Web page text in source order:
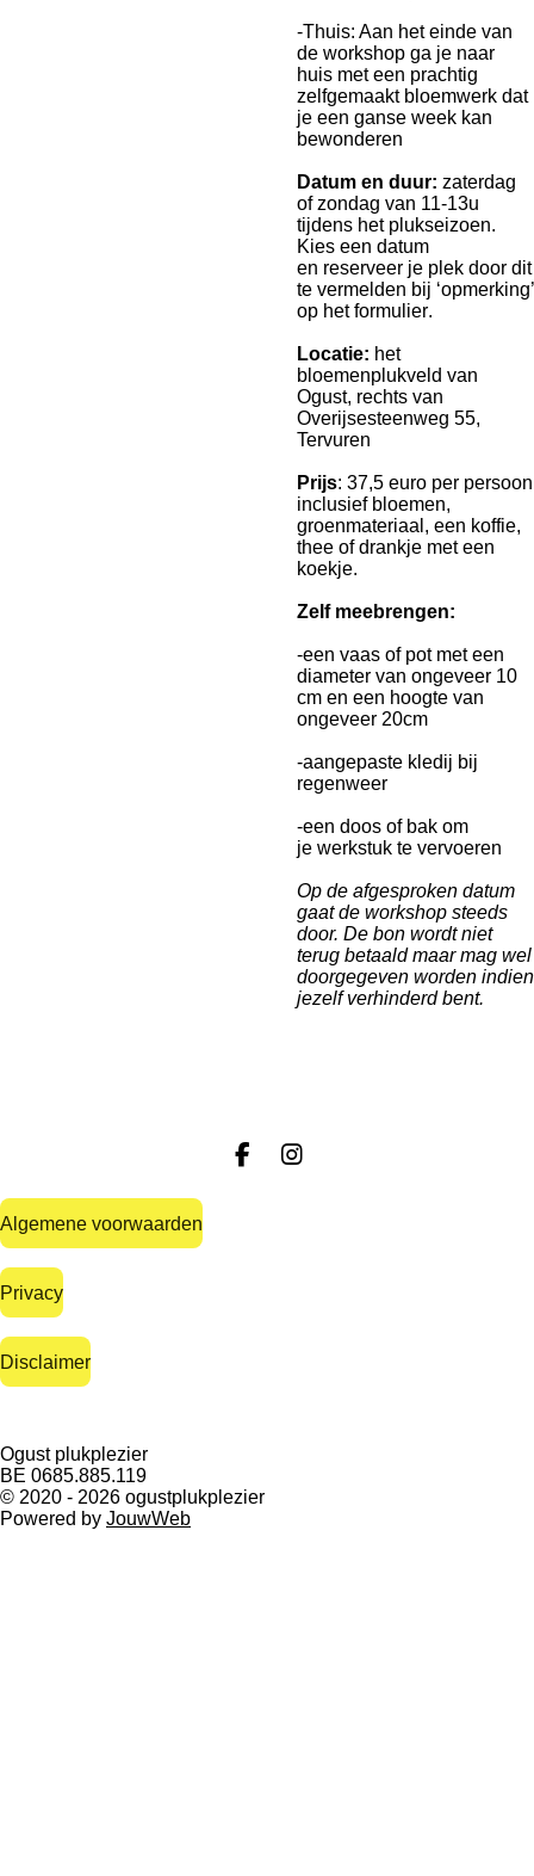
-Thuis: Aan het einde van
de workshop ga je naar
huis met een prachtig
zelfgemaakt bloemwerk dat
je een ganse week kan
bewonderen
Datum en duur: zaterdag
of zondag van 11-13u
tijdens het plukseizoen.
Kies een datum
en reserveer je plek door dit
te vermelden bij ‘opmerking’
op het formulier.
Locatie: het
bloemenplukveld van
Ogust, rechts van
Overijsesteenweg 55,
Tervuren
Prijs: 37,5 euro per persoon
inclusief bloemen,
groenmateriaal, een koffie,
thee of drankje met een
koekje.
Zelf meebrengen:
-een vaas of pot met een
diameter van ongeveer 10
cm en een hoogte van
ongeveer 20cm
-aangepaste kledij bij
regenweer
-een doos of bak om
je werkstuk te vervoeren
Op de afgesproken datum
gaat de workshop steeds
door. De bon wordt niet
terug betaaldmaar mag wel
doorgegeven worden indien
jezelf verhinderd bent.
F
I
Algemene voorwaarden
Privacy
Disclaimer
Ogust plukplezier
BE 0685.885.119
© 2020 - 2026 ogustplukplezier
Powered by JouwWeb